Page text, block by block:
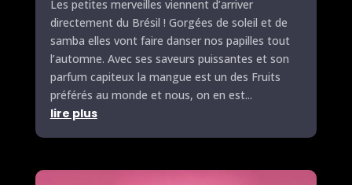
Les petites merveilles viennent d’arriver
directement du Brésil ! Gorgées de soleil et de
samba elles vont faire danser nos papilles tout
l’automne. Avec ses saveurs puissantes et son
parfum capiteux la mangue est un des Fruits
préférés au monde et nous, on en est...
lire plus